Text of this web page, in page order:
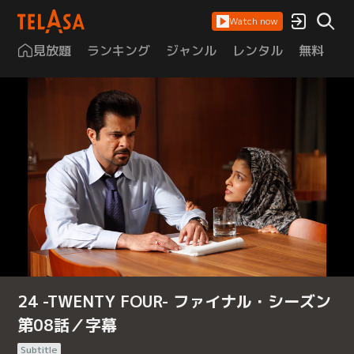
Watch now
見放題 ランキング ジャンル レンタル 無料
24 -TWENTY FOUR- ファイナル・シーズン
第08話／字幕
Subtitle